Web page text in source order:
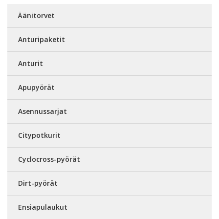
Äänitorvet
Anturipaketit
Anturit
Apupyörät
Asennussarjat
Citypotkurit
Cyclocross-pyörät
Dirt-pyörät
Ensiapulaukut